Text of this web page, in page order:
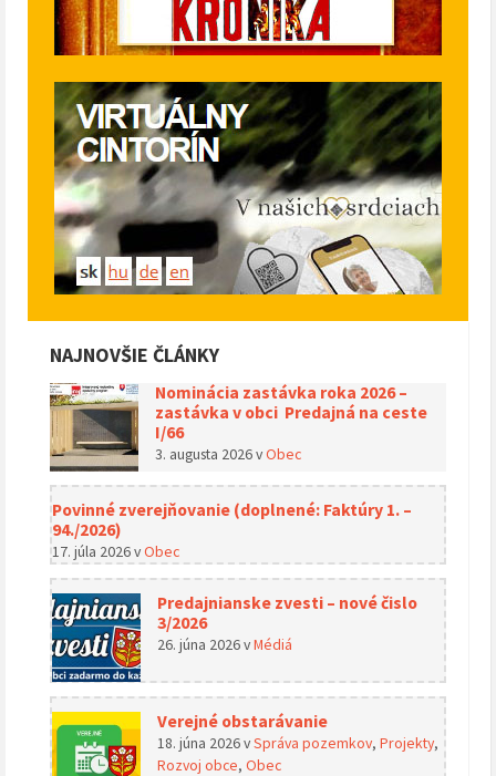
NAJNOVŠIE ČLÁNKY
Nominácia zastávka roka 2026 –
zastávka v obci Predajná na ceste
I/66
3. augusta 2026vObec
Povinné zverejňovanie (doplnené: Faktúry 1. –
94./2026)
17. júla 2026vObec
Predajnianske zvesti – nové čislo
3/2026
26. júna 2026vMédiá
Verejné obstarávanie
18. júna 2026vSpráva pozemkov, Projekty,
Rozvoj obce, Obec